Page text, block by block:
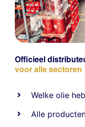
Officieel
voor alle sectoren
Welke olie
Alle